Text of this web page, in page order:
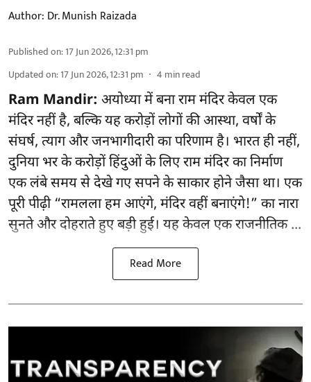
Author: Dr. Munish Raizada
Published on:17 Jun 2026, 12:31 pm
Updated on:17 Jun 2026, 12:31 pm 4 min read
Ram Mandir: अयोध्या में बना राम मंदिर केवल एक
मंदिर नहीं है, बल्कि यह करोड़ों लोगों की आस्था, वर्षों के
संघर्ष, त्याग और जनभागीदारी का परिणाम है। भारत ही नहीं,
दुनिया भर के करोड़ों हिंदुओं के लिए राम मंदिर का निर्माण
एक लंबे समय से देखे गए सपने के साकार होने जैसा था। एक
पूरी पीढ़ी “रामलला हम आएंगे, मंदिर वहीं बनाएंगे!” का नारा
सुनते और दोहराते हुए बड़ी हुई। यह केवल एक राजनीतिक ...
Read More